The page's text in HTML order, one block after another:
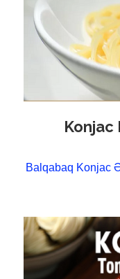
Konjac
Balqabaq Konjac